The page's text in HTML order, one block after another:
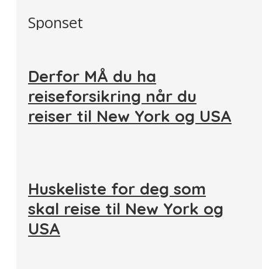
Sponset
Derfor MÅ du ha
reiseforsikring når du
reiser til New York og USA
Huskeliste for deg som
skal reise til New York og
USA